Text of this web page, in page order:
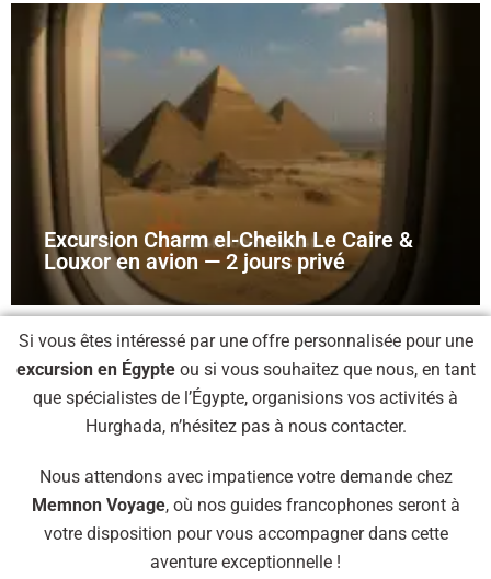
Excursion Charm el-Cheikh Le Caire &
Louxor en avion — 2 jours privé
Si vous êtes intéressé par une offre personnalisée pour une
excursion en Égypteou si vous souhaitez que nous, en tant
que spécialistes de l’Égypte, organisions vos activités à
Hurghada, n’hésitez pas à nous contacter.
Nous attendons avec impatience votre demande chez
Memnon Voyage, où nos guides francophones seront à
votre disposition pour vous accompagner dans cette
aventure exceptionnelle !